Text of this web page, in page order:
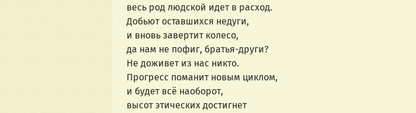
весь род людской идет в расход.
Добьют оставшихся недуги,
и вновь завертит колесо,
да нам не пофиг, братья-други?
Не доживет из нас никто.
Прогресс поманит новым циклом,
и будет всё наоборот,
высот этических достигнет